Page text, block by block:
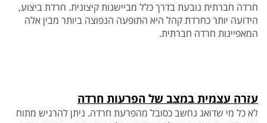
חרדה חברתית נובעת בדרך כלל מביישנות קיצונית. חרדת ביצוע,
הידועה יותר כחרדת קהל היא התופעה הנפוצה ביותר מבין אלה
המאפיינות חרדה חברתית.
עזרה עצמית במצב של הפרעות חרדה
לא כל מי שדואג נחשב כסובל מהפרעת חרדה. ניתן להרגיש מתוח